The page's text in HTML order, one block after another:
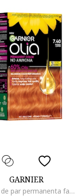
GARNIER
Vopsea de par permanenta fara amoniac Olia 1.0 Night Black, 174 ml, Intense copper